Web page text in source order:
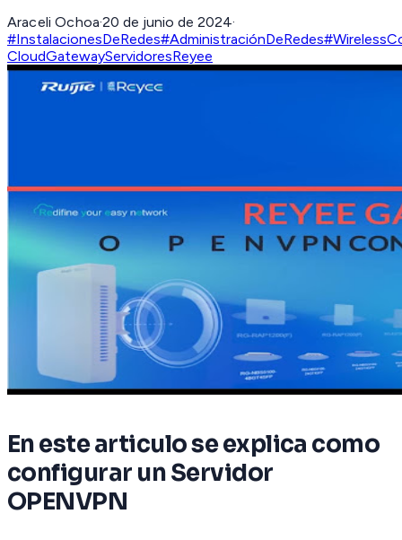
Araceli Ochoa·20 de junio de 2024·
#InstalacionesDeRedes#AdministraciónDeRedes
CloudGatewayServidoresReyee
En este articulo se explica como
configurar un Servidor
OPENVPN